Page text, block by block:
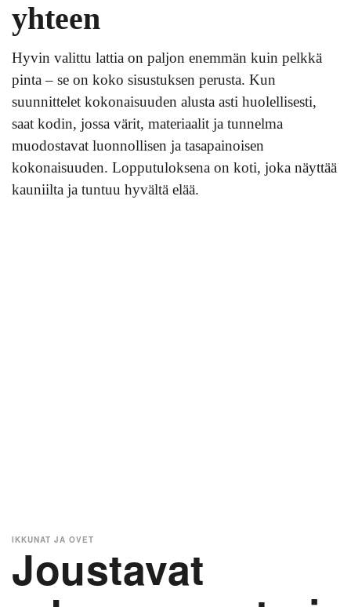
yhteen
Hyvin valittu lattia on paljon enemmän kuin pelkkä
pinta – se on koko sisustuksen perusta. Kun
suunnittelet kokonaisuuden alusta asti huolellisesti,
saat kodin, jossa värit, materiaalit ja tunnelma
muodostavat luonnollisen ja tasapainoisen
kokonaisuuden. Lopputuloksena on koti, joka näyttää
kauniilta ja tuntuu hyvältä elää.
Joustavat
IKKUNAT JA OVET